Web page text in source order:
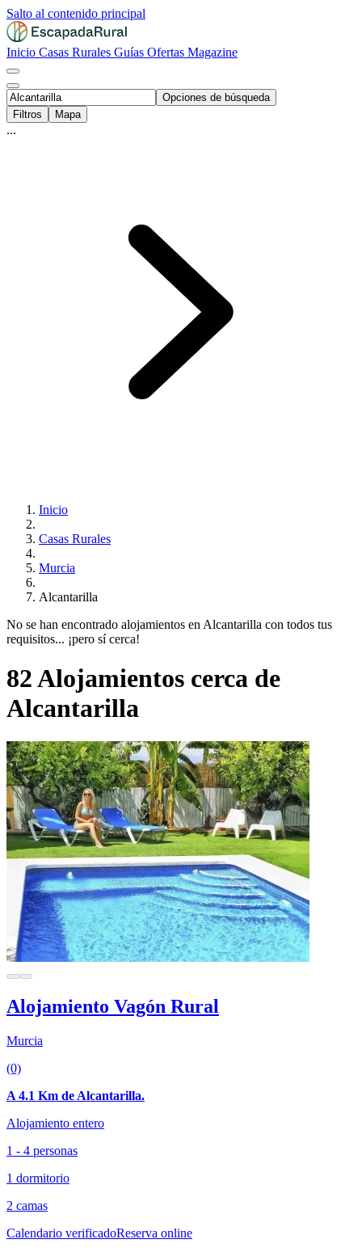
Salto al contenido principal
Inicio Casas Rurales Guías Ofertas Magazine
Opciones de búsqueda
Filtros
Mapa
...
Inicio
Casas Rurales
Murcia
Alcantarilla
No se han encontrado alojamientos en Alcantarilla con todos tus
requisitos... ¡pero sí cerca!
82 Alojamientos cerca de
Alcantarilla
Alojamiento Vagón Rural
Murcia
(0)
A 4.1 Km de Alcantarilla.
Alojamiento entero
1 - 4 personas
1 dormitorio
2 camas
Calendario verificadoReserva online